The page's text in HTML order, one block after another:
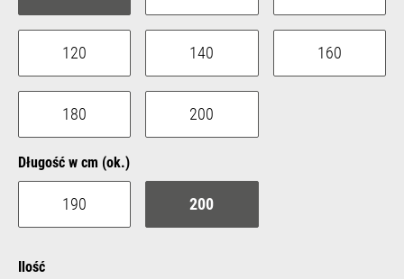
120 140 160
180 200
Select
Długość w cm (ok.)
190 200
Ilość